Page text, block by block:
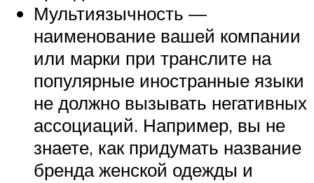
Мультиязычность —
наименование вашей компании
или марки при транслите на
популярные иностранные языки
не должно вызывать негативных
ассоциаций. Например, вы не
знаете, как придумать название
бренда женской одежды и